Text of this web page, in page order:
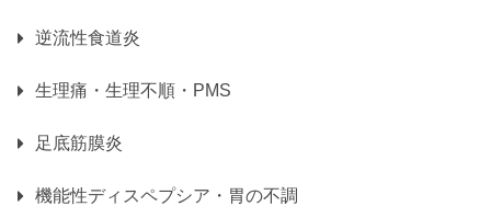
逆流性食道炎
生理痛・生理不順・PMS
足底筋膜炎
機能性ディスペプシア・胃の不調